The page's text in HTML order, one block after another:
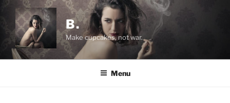
Salta
contenuto
B.
Make cupcakes, not war.
Menu